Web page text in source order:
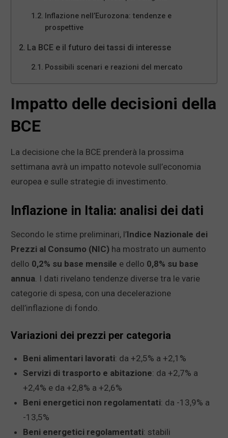
Inflazione nell’Eurozona: tendenze e
prospettive
La BCE e il futuro dei tassi di interesse
Possibili scenari e reazioni del mercato
Impatto delle decisioni della
BCE
La decisione che la BCE prenderà la prossima
settimana avrà un impatto notevole sull’economia
europea e sulle strategie di investimento.
Inflazione in Italia: analisi dei dati
Secondo le stime preliminari, l’Indice Nazionale dei
Prezzi al Consumo (NIC) ha mostrato un aumento
dello 0,2% su base mensile e dello 0,8% su base
annua. I dati rivelano tendenze diverse tra le varie
categorie di spesa, con una decelerazione
dell’inflazione di fondo.
Variazioni dei prezzi per categoria
Beni alimentari lavorati: da +2,5% a +2,1%
Servizi di trasporto e abitazione: da +2,7% a
+2,4% e da +2,8% a +2,6%
Beni energetici non regolamentati: da -13,9% a
-13,5%
Beni energetici regolamentati: stabili